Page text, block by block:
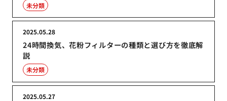
未分類
24時間換気、花粉フィルターの種類と選び方を徹底解
説
2025.05.28
未分類
2025.05.27